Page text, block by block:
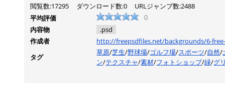
閲覧数:17295 ダウンロード数:0
URLジャンプ数:2488
平均評価
0
内容物
.psd
作成者
http://freepsdfiles.net/backgrounds/6-
タグ
草原/芝生/野球場/ゴルフ場/スポーツ/自然/
ン/テクスチャ/素材/フォトショップ/緑/グ